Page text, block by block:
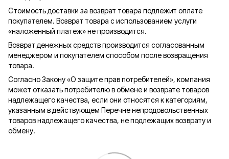
Стоимость доставки за возврат товара подлежит оплате
покупателем. Возврат товара с использованием услуги
«наложенный платеж» не производится.
Возврат денежных средств производится согласованным
менеджером и покупателем способом после возвращения
товара.
Согласно Закону «О защите прав потребителей», компания
может отказать потребителю в обмене и возврате товаров
надлежащего качества, если они относятся к категориям,
указанным в действующем Перечне непродовольственных
товаров надлежащего качества, не подлежащих возврату и
обмену.